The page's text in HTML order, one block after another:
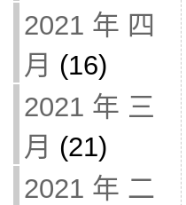
2021 年 四
月 (16)
2021 年 三
月 (21)
2021 年 二